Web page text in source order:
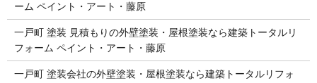
ーム ペイント・アート・藤原
一戸町 塗装 見積もりの外壁塗装・屋根塗装なら建築トータルリ
フォーム ペイント・アート・藤原
一戸町 塗装会社の外壁塗装・屋根塗装なら建築トータルリフォ